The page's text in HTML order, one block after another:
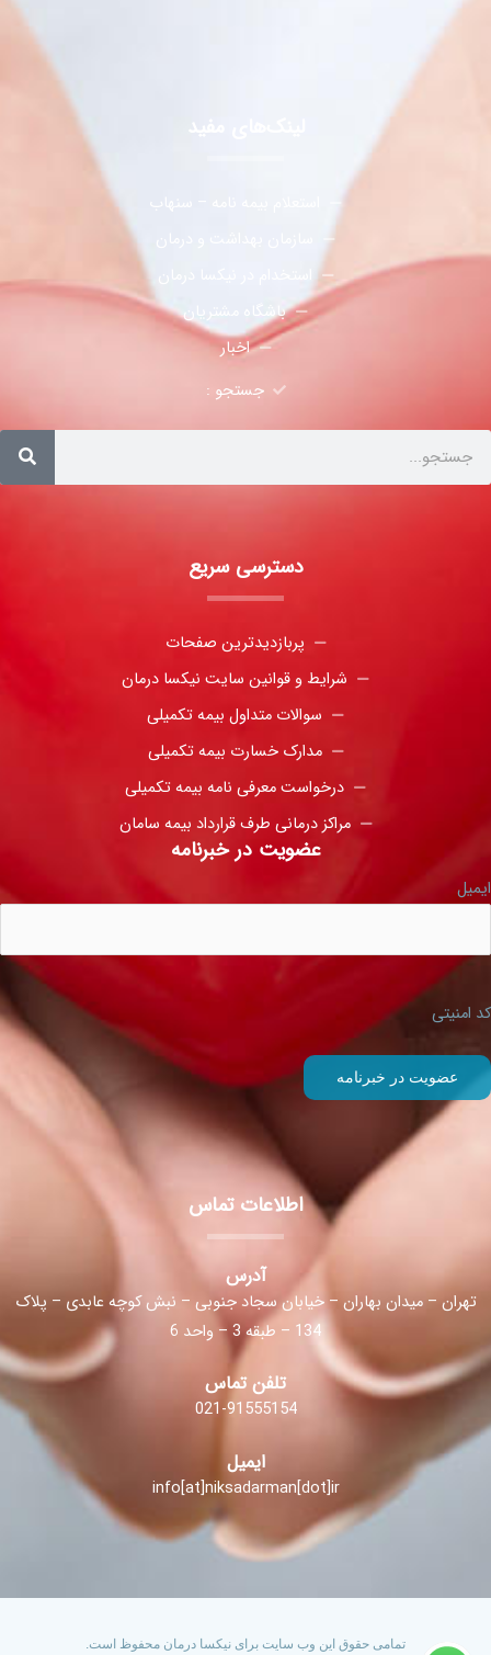
لینک‌های مفید
استعلام بیمه نامه – سنهاب
باشگاه مشتریان
اخبار
جستجو :
دسترسی سریع
پربازدیدترین صفحات
شرایط و قوانین سایت نیکسا درمان
سوالات متداول بیمه تکمیلی
مدارک خسارت بیمه تکمیلی
درخواست معرفی نامه بیمه تکمیلی
مراکز درمانی طرف قرارداد بیمه سامان
عضویت در خبرنامه
ایمیل
کد امنیتی
اطلاعات تماس
آدرس
تهران – میدان بهاران – خیابان سجاد جنوبی – نبش کوچه عابدی – پلاک
134 – طبقه 3 – واحد 6
تلفن تماس
021-91555154
ایمیل
info[at]niksadarman[dot]ir
تمامی حقوق این وب سایت برای نیکسا درمان محفوظ است.